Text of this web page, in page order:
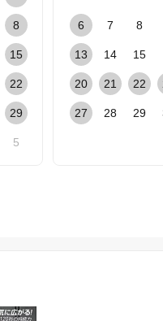
8
15
22
29
5
6 7 8
13 14 15
20 21 22
27 28 29